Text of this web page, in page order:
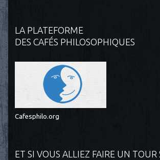
LA PLATEFORME
DES CAFÉS PHILOSOPHIQUES
Cafesphilo.org
ET SI VOUS ALLIEZ FAIRE UN TOUR